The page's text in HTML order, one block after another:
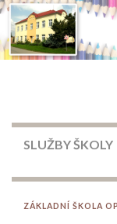
SLUŽBY ŠKOLY
ZÁKLADNÍ ŠKOLA